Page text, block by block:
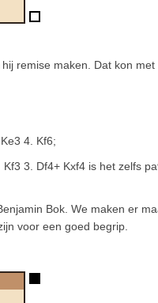
remise maken. Dat kon
4. Kf6;
3. Df4+ Kxf4 is het zelfs
Bok. We maken er
voor een goed begrip.